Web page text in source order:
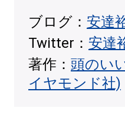
ブログ： 安達
Twitter： 安達
著作： 頭のい
イヤモンド社)